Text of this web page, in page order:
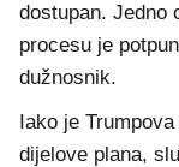
dostupan. Jedno
procesu je
dužnosnik.
Iako je
dijelove plana,